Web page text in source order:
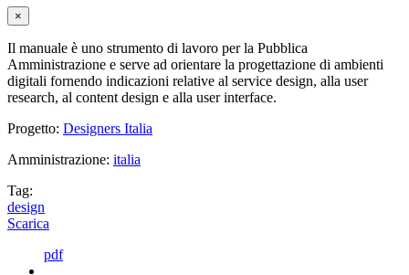
×
Il manuale è uno strumento di lavoro per la Pubblica
Amministrazione e serve ad orientare la progettazione di ambienti
digitali fornendo indicazioni relative al service design, alla user
research, al content design e alla user interface.
Progetto: Designers Italia
Amministrazione: italia
Tag:
design
Scarica
pdf